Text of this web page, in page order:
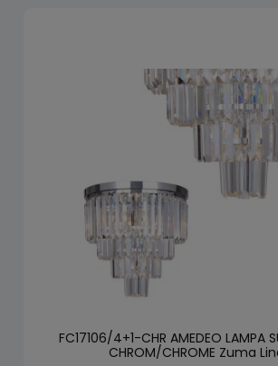
FC17106/4+1-CHR AMEDEO LAMPA
CHROM/CHROME Zuma